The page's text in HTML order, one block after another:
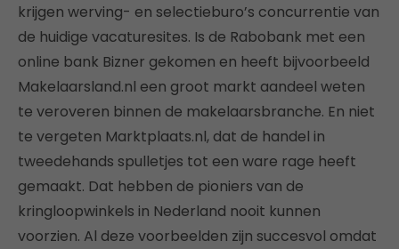
krijgen werving- en selectieburo’s concurrentie van
de huidige vacaturesites. Is de Rabobank met een
online bank Bizner gekomen en heeft bijvoorbeeld
Makelaarsland.nl een groot markt aandeel weten
te veroveren binnen de makelaarsbranche. En niet
te vergeten Marktplaats.nl, dat de handel in
tweedehands spulletjes tot een ware rage heeft
gemaakt. Dat hebben de pioniers van de
kringloopwinkels in Nederland nooit kunnen
voorzien. Al deze voorbeelden zijn succesvol omdat